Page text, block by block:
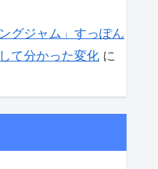
グジャム」すっぽん
て分かった変化 に